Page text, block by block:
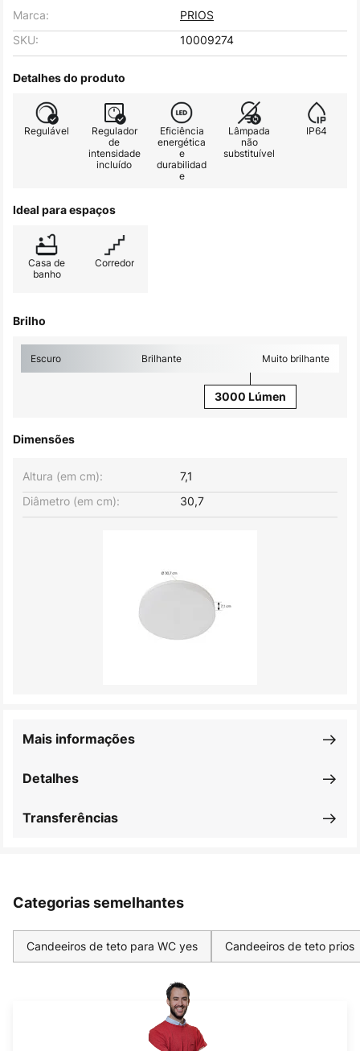
Marca:
PRIOS
SKU:
10009274
Detalhes do produto
Regulável
Regulador
de
intensidade
incluído
Eficiência
energética
e
durabilidad
e
Lâmpada
não
substituível
IP64
Ideal para espaços
Casa de
banho
Corredor
Brilho
Escuro Brilhante Muito brilhante
3000 Lúmen
Dimensões
Altura (em cm):
7,1
Diâmetro (em cm):
30,7
Detalhes
Mais informações
Transferências
Categorias semelhantes
Candeeiros de teto para WC yes Candeeiros de teto prios